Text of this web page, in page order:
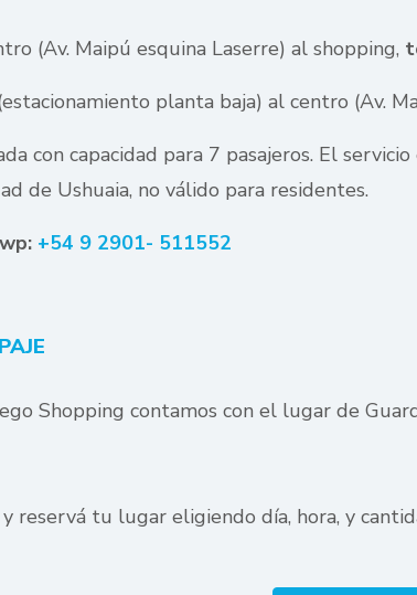
(Av. Maipú esquina Laserre) al shopping,
planta baja) al centro (Av.
con capacidad para 7 pasajeros. El
de Ushuaia, no válido para residentes.
+54 9 2901- 511552
Shopping contamos con el lugar de
reservá tu lugar eligiendo día, hora, y